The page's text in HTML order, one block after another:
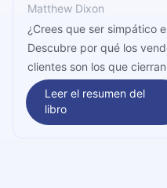
Matthew Dixon
¿Crees que ser simpático
Descubre por qué los
clientes son los que
el control, aportar valor
comercial con tácticas
profesionales.
Leer el resumen del
libro